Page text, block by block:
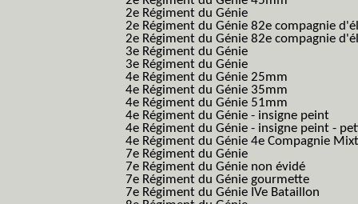
2e Régiment du Génie
2e Régiment du Génie 82e compagnie
2e Régiment du Génie 82e compagnie
3e Régiment du Génie
3e Régiment du Génie
4e Régiment du Génie 25mm
4e Régiment du Génie 35mm
4e Régiment du Génie 51mm
4e Régiment du Génie - insigne peint
4e Régiment du Génie - insigne peint -
4e Régiment du Génie 4e Compagnie
7e Régiment du Génie
7e Régiment du Génie non évidé
7e Régiment du Génie gourmette
7e Régiment du Génie IVe Bataillon